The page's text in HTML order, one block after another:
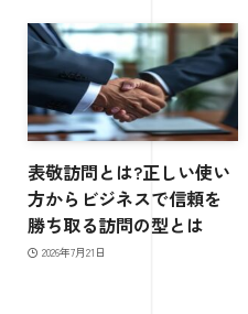
表敬訪問とは?正しい使い
方からビジネスで信頼を
勝ち取る訪問の型とは
2026年7月21日